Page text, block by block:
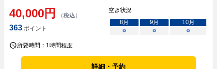
40,000円 （税込）
363ポイント
空き状況
8月 9月 10月
○
○ ○
所要時間： 1時間程度
詳細・予約